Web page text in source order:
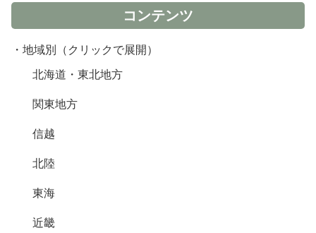
コンテンツ
・地域別（クリックで展開）
北海道・東北地方
関東地方
信越
北陸
東海
近畿